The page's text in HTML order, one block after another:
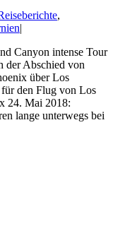
,
|
Canyon intense Tour
der Abschied von
über Los
den Flug von Los
24. Mai 2018:
lange unterwegs bei